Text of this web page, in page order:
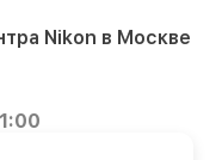
Nikon в Москве